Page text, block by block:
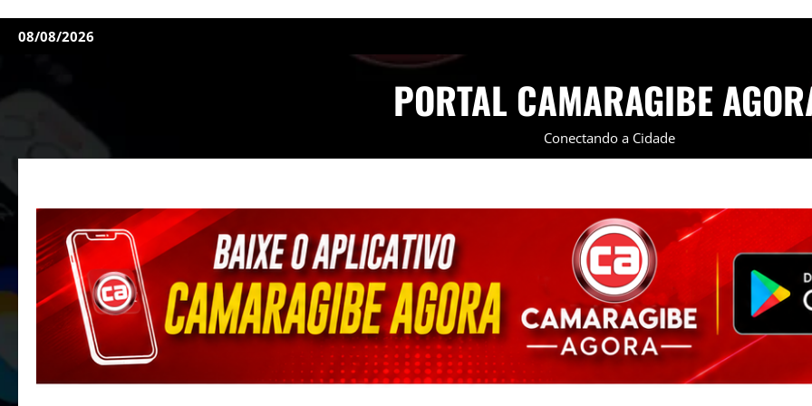
08/08/2026
PORTAL CAMARAGIBE
Conectando a Cidade